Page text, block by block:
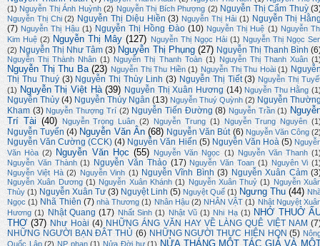
(1) Nguyễn Thị Ánh Huỳnh (2) Nguyễn Thị Bích Phượng (2) Nguyễn Thị Cẩm Thuỳ
Nguyễn Thị Chi (2) Nguyễn Thị Diệu Hiền (3) Nguyễn Thị Hải (1) Nguyễn Thị
(7) Nguyễn Thị Hậu (1) Nguyễn Thị Hồng Đào (10) Nguyễn Thị Huệ (1) Nguyễn
Kim Huệ (2) Nguyễn Thị Mây (127) Nguyễn Thị Ngọc Hải (1) Nguyễn Thị Ngọc
(2) Nguyễn Thị Như Tâm (3) Nguyễn Thị Phụng (27) Nguyễn Thị Thanh Bình
Nguyễn Thị Thành Nhân (1) Nguyễn Thị Thanh Toàn (1) Nguyễn Thị Thanh Xuân
Nguyễn Thị Thu Ba (23) Nguyễn Thị Thu Hiền (1) Nguyễn Thị Thu Hoài (1)
Thị Thu Thuý (3) Nguyễn Thị Thùy Linh (3) Nguyễn Thị Tiết (3) Nguyễn Thị
(1) Nguyễn Thị Việt Hà (39) Nguyễn Thị Xuân Hương (14) Nguyễn Thu Hằng
Nguyễn Thủy (4) Nguyễn Thúy Ngân (13) Nguyễn Thuý Quỳnh (2) Nguyễn
Kham (3) Nguyễn Thượng Trí (2) Nguyễn Tiến Đường (8) Nguyễn Trần (1)
Trí Tài (40) Nguyễn Trọng Luân (2) Nguyễn Trung (1) Nguyễn Trung Nguyên
Nguyễn Tuyển (4) Nguyễn Văn Ân (68) Nguyễn Văn Bút (6) Nguyễn Văn Công
Nguyễn Văn Cường (CCK) (4) Nguyễn Văn Hiến (5) Nguyễn Văn Hoà (5)
Văn Hòa (2) Nguyễn Văn Học (55) Nguyễn Văn Ngọc (1) Nguyễn Văn Thanh
Nguyễn Văn Thành (1) Nguyễn Văn Thảo (17) Nguyễn Văn Toan (1) Nguyên Vi
Nguyễn Việt Hà (2) Nguyễn Vinh (1) Nguyễn Vĩnh Bình (3) Nguyễn Xuân Cảm
Nguyễn Xuân Dương (1) Nguyễn Xuân Khánh (1) Nguyễn Xuân Thuỷ (1) Nguyễn
Thủy (1) Nguyễn Xuân Tư (3) Nguyệt Linh (5) Nguyệt Quế (1) Ngưng Thu (44)
Ngọc (1) Nhã Thiên (7) nhà Thương (1) Nhân Hậu (2) NHÂN VẬT (1) Nhật Nguyệt
Hương (1) Nhật Quang (17) Nhất Sinh (1) Nhật Vũ (1) Nhi Hạ (1) NHỚ THUỞ
THƠ (37) Như Hoài (4) NHỮNG ÁNG VĂN HAY VỀ LÀNG QUÊ VIỆT NAM
NHỮNG NGƯỜI BẠN ĐÂT THỦ (6) NHỮNG NGƯỜI THỰC HIỆN HQN (5)
Quốc Lập (2) NP phan (1) Nửa Đời hư (1) NỬA THÁNG MỘT TÁC GIẢ VÀ